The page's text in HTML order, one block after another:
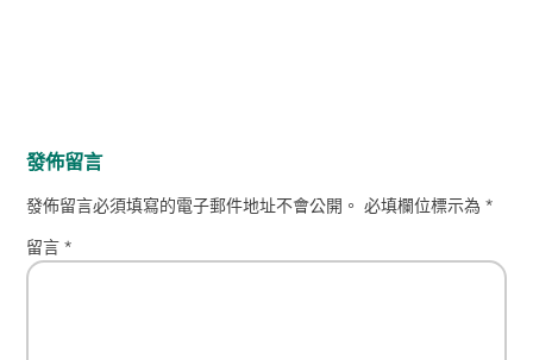
發佈留言
發佈留言必須填寫的電子郵件地址不會公開。 必填欄位標示為*
留言*